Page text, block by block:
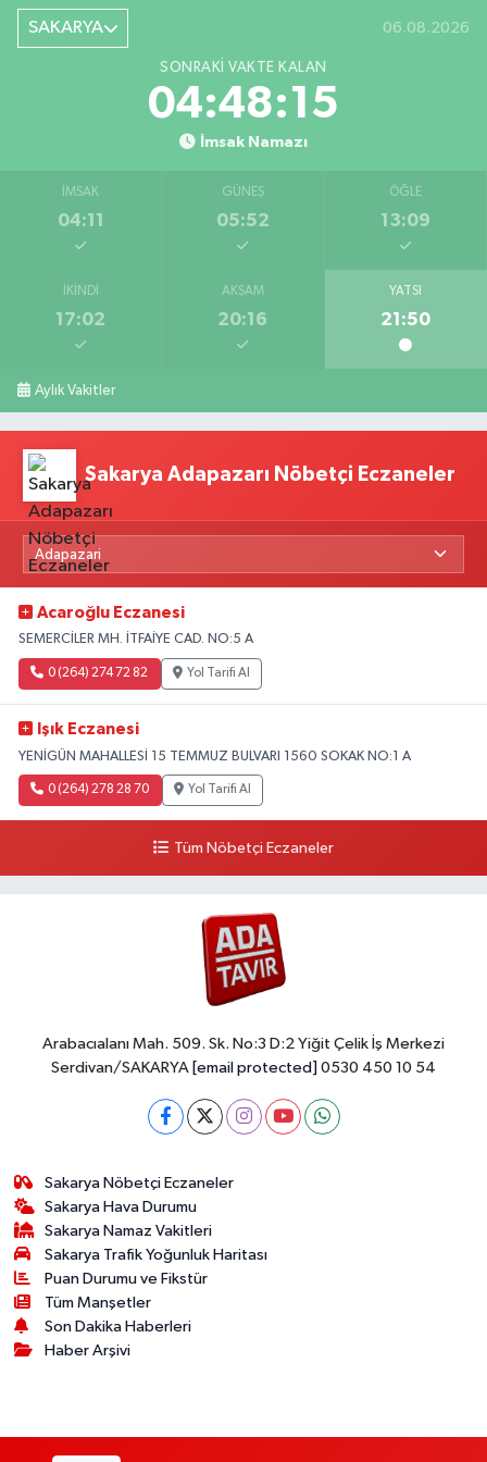
SAKARYA 06.08.2026
SONRAKI VAKTE KALAN
04:48:15
İmsak Namazı
İMSAK
04:11
GÜNEŞ
05:52
ÖĞLE
13:09
İKINDI
17:02
AKŞAM
20:16
YATSI
21:50
Aylık Vakitler
Sakarya Adapazarı Nöbetçi Eczaneler
Acaroğlu Eczanesi
SEMERCİLER MH. İTFAİYE CAD. NO:5 A
0 (264) 274 72 82 Yol Tarifi Al
Işık Eczanesi
YENİGÜN MAHALLESİ 15 TEMMUZ BULVARI 1560 SOKAK NO:1 A
0 (264) 278 28 70 Yol Tarifi Al
Tüm Nöbetçi Eczaneler
Arabacıalanı Mah. 509. Sk. No:3 D:2 Yiğit Çelik İş Merkezi
Serdivan/SAKARYA [email protected] 0530 450 10 54
Sakarya Nöbetçi Eczaneler
Sakarya Hava Durumu
Sakarya Namaz Vakitleri
Sakarya Trafik Yoğunluk Haritası
Puan Durumu ve Fikstür
Tüm Manşetler
Son Dakika Haberleri
Haber Arşivi